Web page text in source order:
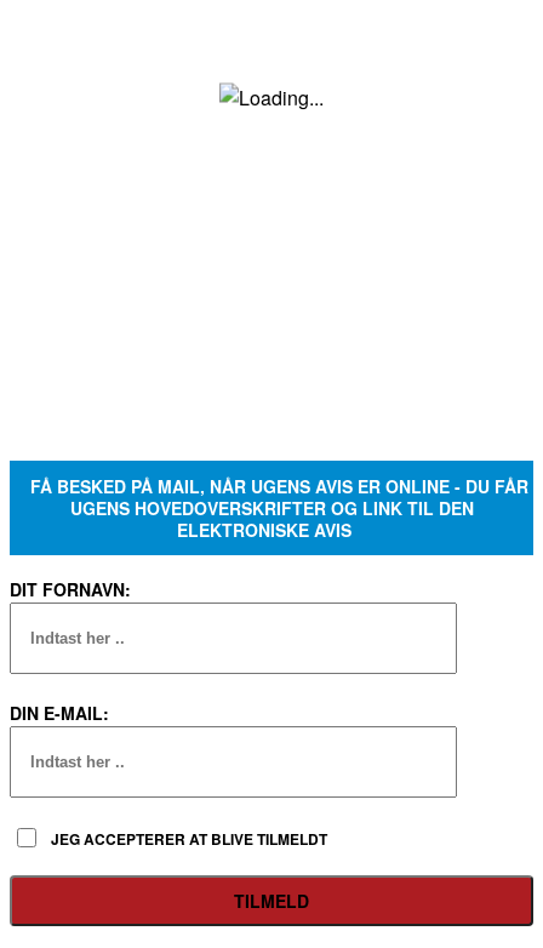
FÅ BESKED PÅ MAIL, NÅR UGENS AVIS ER ONLINE - DU FÅR
UGENS HOVEDOVERSKRIFTER OG LINK TIL DEN
ELEKTRONISKE AVIS
DIT FORNAVN:
DIN E-MAIL:
JEG ACCEPTERER AT BLIVE TILMELDT